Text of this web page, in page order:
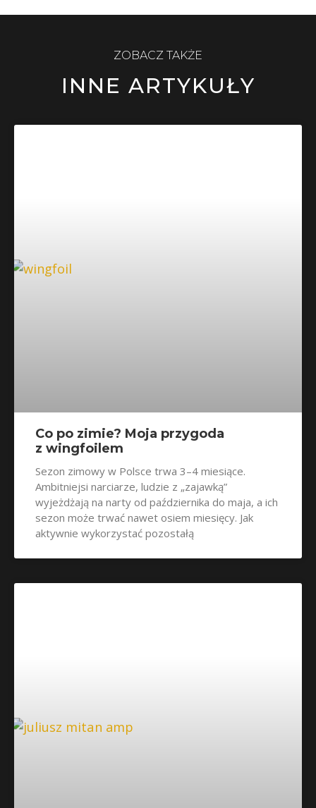
ZOBACZ TAKŻE
INNE ARTYKUŁY
Co po zimie? Moja przygoda
z wingfoilem
Sezon zimowy w Polsce trwa 3–4 miesiące.
Ambitniejsi narciarze, ludzie z „zajawką”
wyjeżdżają na narty od października do maja, a ich
sezon może trwać nawet osiem miesięcy. Jak
aktywnie wykorzystać pozostałą